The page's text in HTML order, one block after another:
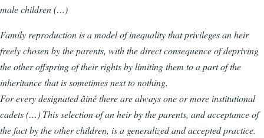
male children (…)
Family reproduction is a model of inequality that privileges an heir
freely chosen by the parents, with the direct consequence of depriving
the other offspring of their rights by limiting them to a part of the
inheritance that is sometimes next to nothing.
For every designated âiné there are always one or more institutional
cadets (…) This selection of an heir by the parents, and acceptance of
the fact by the other children, is a generalized and accepted practice.